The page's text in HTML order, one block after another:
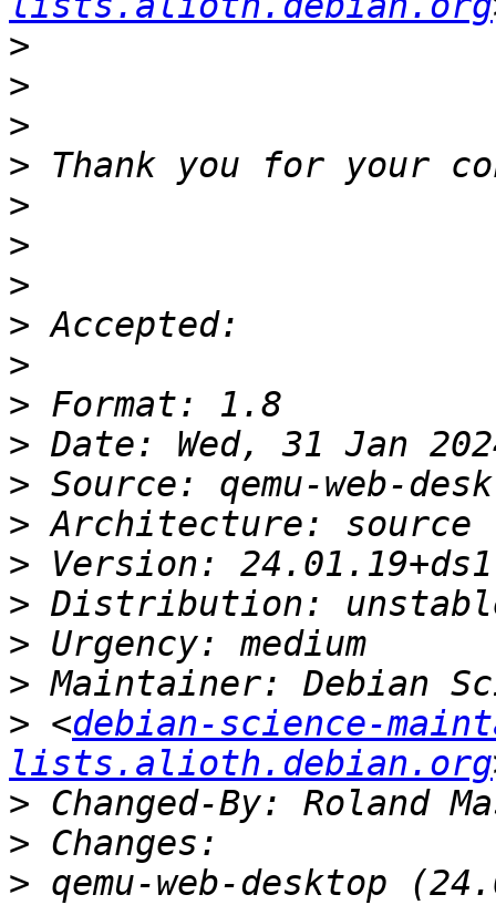
>
>
>
>
>
>
>
>
>
>
>
>
>
>
>
>
>
> <debian-science-
lists.alioth.debian.org
> Changed-By: Roland
>
> qemu-web-desktop